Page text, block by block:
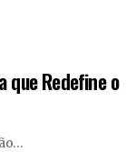
que Redefine o